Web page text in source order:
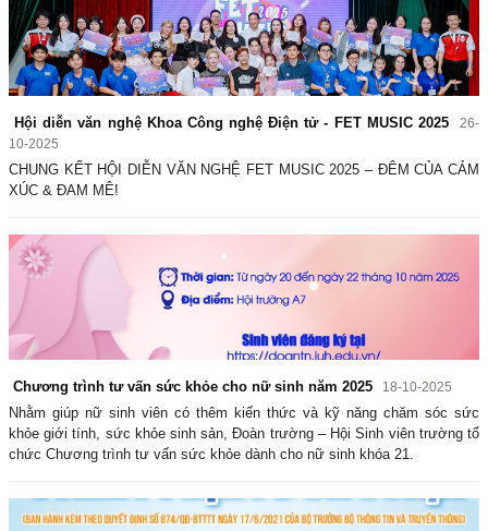
Hội diễn văn nghệ Khoa Công nghệ Điện tử - FET MUSIC 2025
26-
10-2025
CHUNG KẾT HỘI DIỄN VĂN NGHỆ FET MUSIC 2025 – ĐÊM CỦA CẢM
XÚC & ĐAM MÊ!
Chương trình tư vấn sức khỏe cho nữ sinh năm 2025 18-10-2025
Nhằm giúp nữ sinh viên có thêm kiến thức và kỹ năng chăm sóc sức
khỏe giới tính, sức khỏe sinh sản, Đoàn trường – Hội Sinh viên trường tổ
chức Chương trình tư vấn sức khỏe dành cho nữ sinh khóa 21.